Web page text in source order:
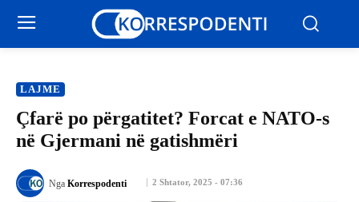
LAJME
Çfarë po përgatitet? Forcat e NATO-s
në Gjermani në gatishmëri
2 Shtator, 2025 - 07:36
Nga Korrespodenti